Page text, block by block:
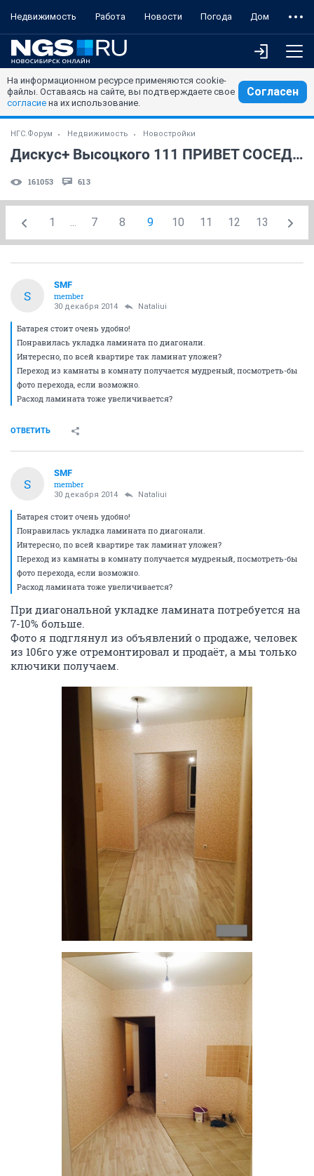
Недвижимость Работа Новости Погода Дом
На информационном ресурсе применяются cookie-
файлы. Оставаясь на сайте, вы подтверждаете свое
согласие на их использование.
Согласен
НГС.Форум Недвижимость Новостройки
Дискус+ Высоцкого 111 ПРИВЕТ СОСЕДИ!!!
161053 613
1 ... 7 8 9 10 11 12 13
S
SMF
member
30 декабря 2014 Nataliui
Батарея стоит очень удобно!
Понравилась укладка ламината по диагонали.
Интересно, по всей квартире так ламинат уложен?
Переход из камнаты в комнату получается мудреный, посмотреть-бы
фото перехода, если возможно.
Расход ламината тоже увеличивается?
ОТВЕТИТЬ
S
SMF
member
30 декабря 2014 Nataliui
Батарея стоит очень удобно!
Понравилась укладка ламината по диагонали.
Интересно, по всей квартире так ламинат уложен?
Переход из камнаты в комнату получается мудреный, посмотреть-бы
фото перехода, если возможно.
Расход ламината тоже увеличивается?
При диагональной укладке ламината потребуется на
7-10% больше.
Фото я подглянул из объявлений о продаже, человек
из 106го уже отремонтировал и продаёт, а мы только
ключики получаем.